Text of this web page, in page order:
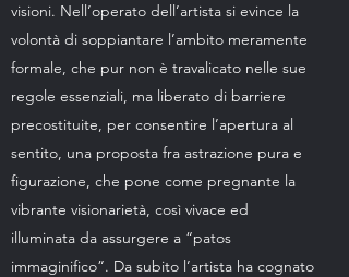
visioni. Nell’operato dell’artista si evince la
volontà di soppiantare l’ambito meramente
formale, che pur non è travalicato nelle sue
regole essenziali, ma liberato di barriere
precostituite, per consentire l’apertura al
sentito, una proposta fra astrazione pura e
figurazione, che pone come pregnante la
vibrante visionarietà, così vivace ed
illuminata da assurgere a “patos
immaginifico”. Da subito l’artista ha cognato